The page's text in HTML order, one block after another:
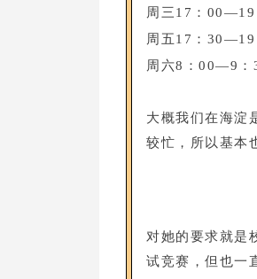
周三17：00—19
周五17：30—19
周六8：00—9：
大概我们在海淀
较忙，所以基本
对她的要求就是
试竞赛，但也一